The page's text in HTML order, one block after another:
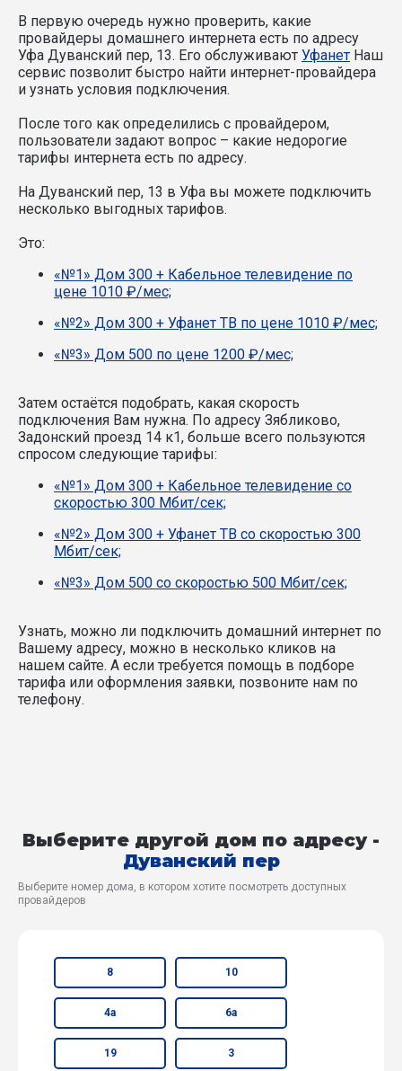
В первую очередь нужно проверить, какие
провайдеры домашнего интернета есть по адресу
Уфа Дуванский пер, 13. Его обслуживают Уфанет Наш
сервис позволит быстро найти интернет-провайдера
и узнать условия подключения.
После того как определились с провайдером,
пользователи задают вопрос – какие недорогие
тарифы интернета есть по адресу.
На Дуванский пер, 13 в Уфа вы можете подключить
несколько выгодных тарифов.
Это:
«№1» Дом 300 + Кабельное телевидение по
цене 1010 ₽/мес;
«№2» Дом 300 + Уфанет ТВ по цене 1010 ₽/мес;
«№3» Дом 500 по цене 1200 ₽/мес;
Затем остаётся подобрать, какая скорость
подключения Вам нужна. По адресу Зябликово,
Задонский проезд 14 к1, больше всего пользуются
спросом следующие тарифы:
«№1» Дом 300 + Кабельное телевидение со
скоростью 300 Мбит/сек;
«№2» Дом 300 + Уфанет ТВ со скоростью 300
Мбит/сек;
«№3» Дом 500 со скоростью 500 Мбит/сек;
Узнать, можно ли подключить домашний интернет по
Вашему адресу, можно в несколько кликов на
нашем сайте. А если требуется помощь в подборе
тарифа или оформления заявки, позвоните нам по
телефону.
Выберите другой дом по адресу -
Дуванский пер
Выберите номер дома, в котором хотите посмотреть доступных
провайдеров
8 10
4а 6а
19 3